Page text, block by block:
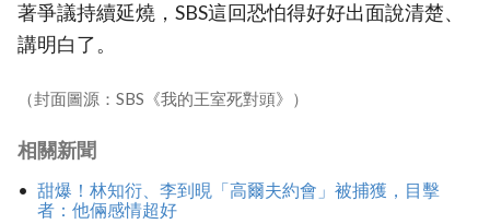
著爭議持續延燒，SBS這回恐怕得好好出面說清楚、
講明白了。
（封面圖源：SBS《我的王室死對頭》）
相關新聞
甜爆！林知衍、李到晛「高爾夫約會」被捕獲，目擊
者：他倆感情超好